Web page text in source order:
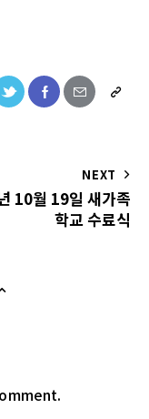
NEXT
10월 19일 새가족
학교 수료식